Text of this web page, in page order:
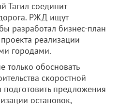
Тагил соединит
РЖД ищут
разработал бизнес-план
реализации
городами.
только обосновать
скоростной
предложения
остановок,